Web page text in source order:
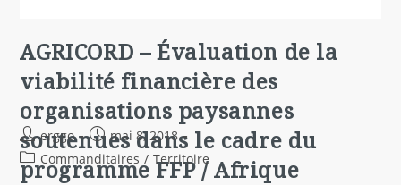
AGRICORD – Évaluation de la
viabilité financière des
organisations paysannes
soutenues dans le cadre du
programme FFP / Afrique
erggo
mai 8, 2018
Commanditaires / Territoire